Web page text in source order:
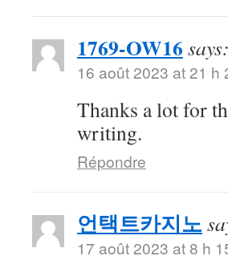
1769-OW16 says:
16 août 2023 at 21 h
Thanks a lot for
writing.
Répondre
언택트카지노
17 août 2023 at 8 h